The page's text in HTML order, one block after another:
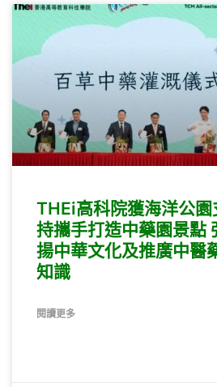
THEi高科院獲海洋公園
持攜手打造中藥園景點
揚中華文化及推廣中醫
知識
閱讀更多